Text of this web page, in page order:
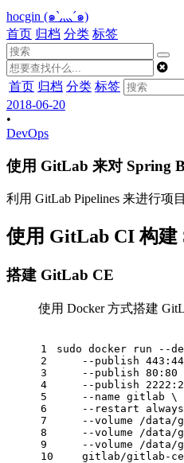
hocgin (๑`灬´๑)
首页 归档 分类 标签
首页 归档 分类 标签
2018-06-20
•
DevOps
使用 GitLab 来对 Spring
利用 GitLab Pipelines 来进行项
使用 GitLab CI 构建
搭建 GitLab CE
使用 Docker 方式搭建
1
2
3
4
5
6
7
8
9
10
sudo docker run --
--publish
--publish 80:80
--publish
    --name gitlab \
--restart
--volume /data/
--volume /data/
--volume /data/
gitlab/gitlab-